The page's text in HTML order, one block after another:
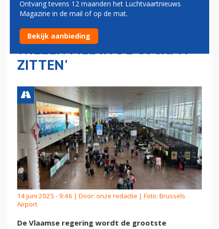
GROOTSTE AANDEELHOUDER
VAN BRUSSELS AIRPORT: 'WE
WILLEN MEE IN DE COCKPIT
ZITTEN'
14 juni 2025 - 9:46 | Door: onze redactie | Foto: Brussels
Airport
De Vlaamse regering wordt de grootste
Ontvang tevens 12 maanden het Luchtvaartnieuws
Magazine in de mail of op de mat.
Bekijk aanbieding